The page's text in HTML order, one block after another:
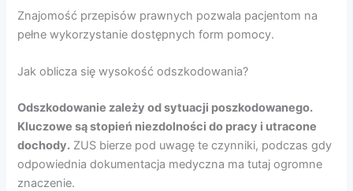
Znajomość przepisów prawnych pozwala pacjentom na
pełne wykorzystanie dostępnych form pomocy.
Jak oblicza się wysokość odszkodowania?
Odszkodowanie zależy od sytuacji poszkodowanego.
Kluczowe są stopień niezdolności do pracy i utracone
dochody. ZUS bierze pod uwagę te czynniki, podczas gdy
odpowiednia dokumentacja medyczna ma tutaj ogromne
znaczenie.